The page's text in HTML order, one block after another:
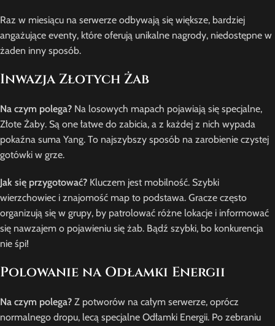
Raz w miesiącu na serwerze odbywają się większe, bardziej
angażujące eventy, które oferują unikalne nagrody, niedostępne w
żaden inny sposób.
Inwazja Złotych Żab
Na czym polega? Na losowych mapach pojawiają się specjalne,
Złote Żaby. Są one łatwe do zabicia, a z każdej z nich wypada
pokaźna suma Yang. To najszybszy sposób na zarobienie czystej
gotówki w grze.
Jak się przygotować? Kluczem jest mobilność. Szybki
wierzchowiec i znajomość map to podstawa. Gracze często
organizują się w grupy, by patrolować różne lokacje i informować
się nawzajem o pojawieniu się żab. Bądź szybki, bo konkurencja
nie śpi!
Polowanie na Odłamki Energii
Na czym polega? Z potworów na całym serwerze, oprócz
normalnego dropu, lecą specjalne Odłamki Energii. Po zebraniu